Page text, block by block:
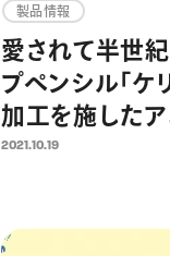
製品情報
愛されて半世
プペンシル「ケ
加工を施した
ル 2021年11月
2021.10.19